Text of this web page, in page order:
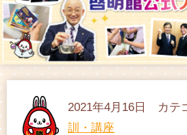
2021年4月16日 カテ
訓・講座